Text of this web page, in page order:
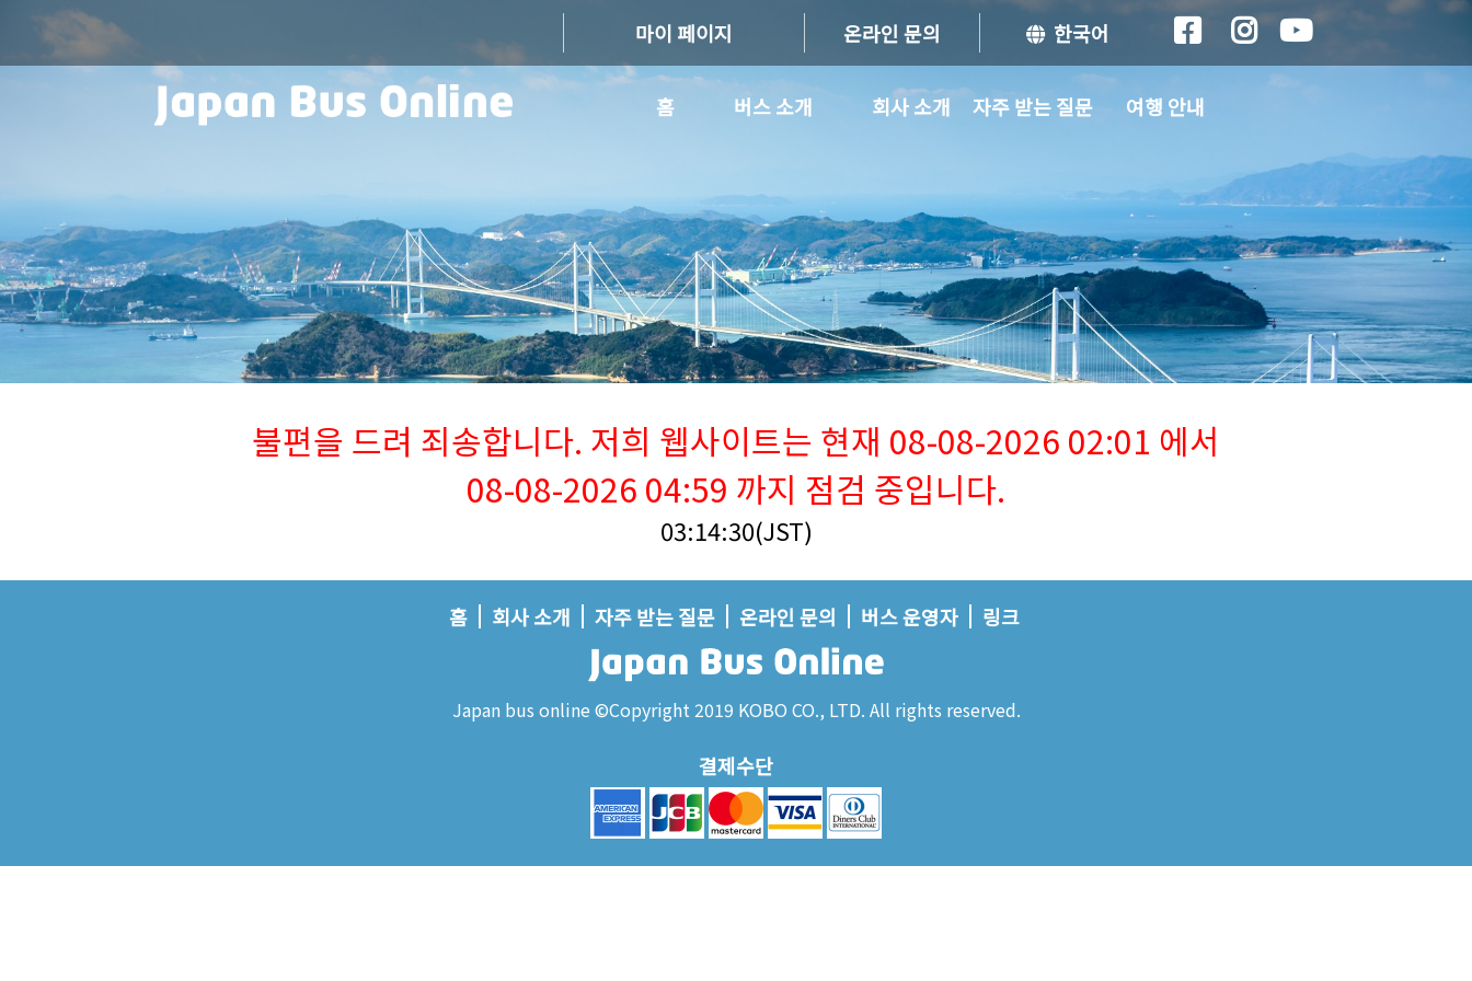
마이 페이지 온라인 문의 한국어
홈 버스 소개 회사 소개 자주 받는 질문 여행 안내
불편을 드려 죄송합니다. 저희 웹사이트는 현재 08-08-2026 02:01 에서
08-08-2026 04:59 까지 점검 중입니다.
03:14:30(JST)
홈 회사 소개 자주 받는 질문 온라인 문의 버스 운영자 링크
Japan bus online ©Copyright 2019 KOBO CO., LTD. All rights reserved.
결제수단